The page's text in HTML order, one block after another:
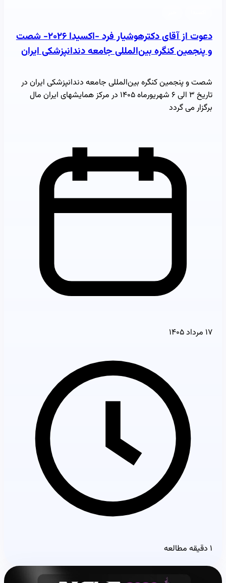
دعوت از آقای دکترهوشیار فرد -اکسیدا ۲۰۲۶- شصت
و پنجمین کنگره بین‌المللی جامعه دندانپزشکی ایران
شصت و پنجمین کنگره بین‌المللی جامعه دندانپزشکی ایران در
تاریخ ۳ الی ۶ شهریورماه ۱۴۰۵ در مرکز همایشهای ایران مال
برگزار می گردد
۱۷ مرداد ۱۴۰۵
۱ دقیقه مطالعه